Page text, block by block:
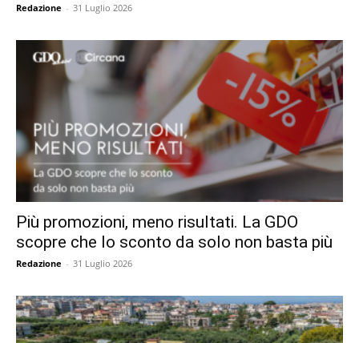
Redazione - 31 Luglio 2026
Più promozioni, meno risultati. La GDO
scopre che lo sconto da solo non basta più
Redazione - 31 Luglio 2026